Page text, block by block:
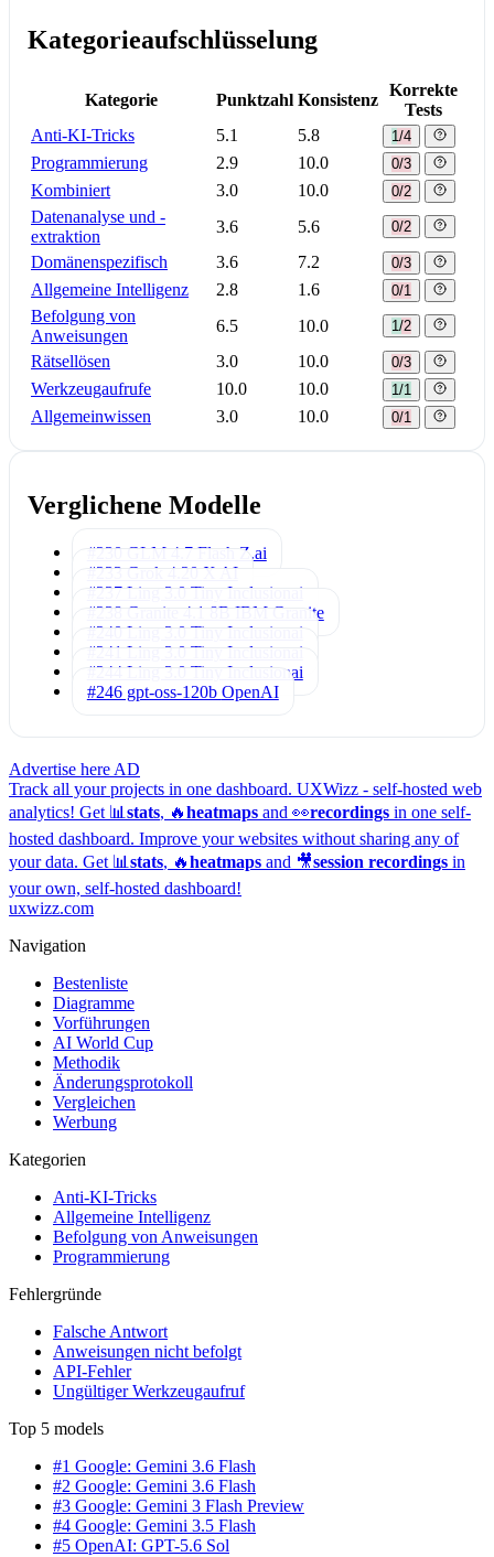
Kategorieaufschlüsselung
Kategorie Punktzahl Konsistenz
Korrekte
Tests
Anti-KI-Tricks
5.1 5.8 1/4
Programmierung 2.9 10.0 0/3
Kombiniert 3.0 10.0 0/2
Datenanalyse und -
extraktion
3.6 5.6 0/2
Domänenspezifisch 3.6 7.2 0/3
Allgemeine Intelligenz 2.8 1.6 0/1
Befolgung von
Anweisungen
6.5 10.0 1/2
Rätsellösen 3.0 10.0 0/3
Werkzeugaufrufe 10.0 10.0 1/1
Allgemeinwissen 3.0 10.0 0/1
Verglichene Modelle
#230 GLM 4.7 Flash Z.ai
#233 Grok 4.20 X AI
#237 Ling 3.0 Tiny Inclusionai
#238 Granite 4.1 8B IBM Granite
#240 Ling 3.0 Tiny Inclusionai
#241 Ling 3.0 Tiny Inclusionai
#244 Ling 3.0 Tiny Inclusionai
#246 gpt-oss-120b OpenAI
Advertise here AD
Track all your projects in one dashboard. UXWizz - self-hosted web
analytics! Get 📊 stats, 🔥heatmaps and 👀recordings in one self-
hosted dashboard. Improve your websites without sharing any of
your data. Get 📊 stats, 🔥heatmaps and 🎥session recordings in
your own, self-hosted dashboard!
uxwizz.com
Navigation
Bestenliste
Diagramme
Vorführungen
AI World Cup
Methodik
Änderungsprotokoll
Vergleichen
Werbung
Kategorien
Anti-KI-Tricks
Allgemeine Intelligenz
Befolgung von Anweisungen
Programmierung
Fehlergründe
Falsche Antwort
Anweisungen nicht befolgt
API-Fehler
Ungültiger Werkzeugaufruf
Top 5 models
#1 Google: Gemini 3.6 Flash
#2 Google: Gemini 3.6 Flash
#3 Google: Gemini 3 Flash Preview
#4 Google: Gemini 3.5 Flash
#5 OpenAI: GPT-5.6 Sol